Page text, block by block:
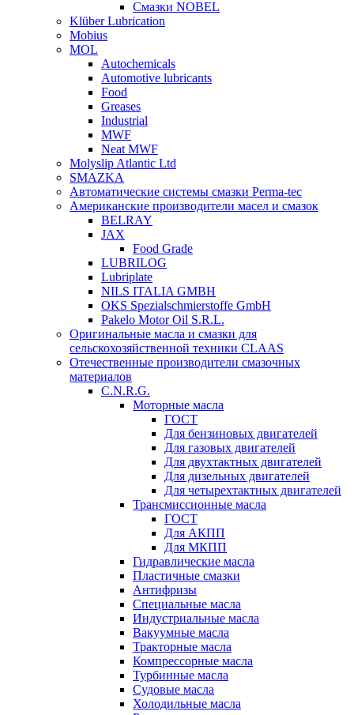
Смазки NOBEL
Klüber Lubrication
Mobius
MOL
Autochemicals
Automotive lubricants
Food
Greases
Industrial
MWF
Neat MWF
Molyslip Atlantic Ltd
SMAZKA
Автоматические системы смазки Perma-tec
Американские производители масел и смазок
BELRAY
JAX
Food Grade
LUBRILOG
Lubriplate
NILS ITALIA GMBH
OKS Spezialschmierstoffe GmbH
Pakelo Motor Oil S.R.L.
Оригинальные масла и смазки для
сельскохозяйственной техники CLAAS
Отечественные производители смазочных
материалов
C.N.R.G.
Моторные масла
ГОСТ
Для бензиновых двигателей
Для газовых двигателей
Для двухтактных двигателей
Для дизельных двигателей
Для четырехтактных двигателей
Трансмиссионные масла
ГОСТ
Для АКПП
Для МКПП
Гидравлические масла
Пластичные смазки
Антифризы
Специальные масла
Индустриальные масла
Вакуумные масла
Тракторные масла
Компрессорные масла
Турбинные масла
Судовые масла
Холодильные масла